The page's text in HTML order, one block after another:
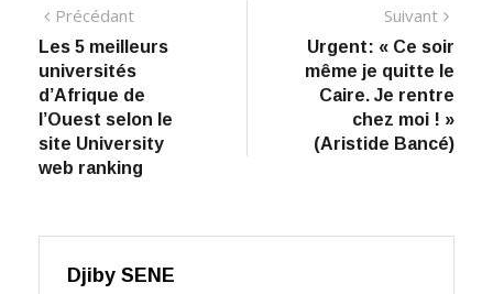
Navigation
de
l’article
PrécédantPrécédant:
Les 5 meilleurs
universités
d’Afrique de
l’Ouest selon le
site University
web ranking
Suivant
Urgent: ​« Ce soir
même je quitte le
Caire. Je rentre
chez moi ! »
(Aristide Bancé)
Djiby SENE